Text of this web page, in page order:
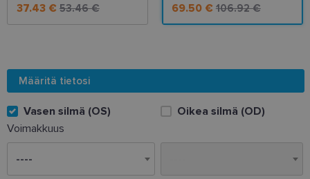
37.43 € 53.46 €
69.50 € 106.92 €
Määritä tietosi
Vasen silmä (OS)
Oikea silmä (OD)
Voimakkuus